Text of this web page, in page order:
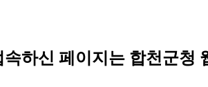
속하신 페이지는 합천군청